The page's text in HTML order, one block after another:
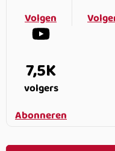
Volgen
7,5K
volgers
Abonneren